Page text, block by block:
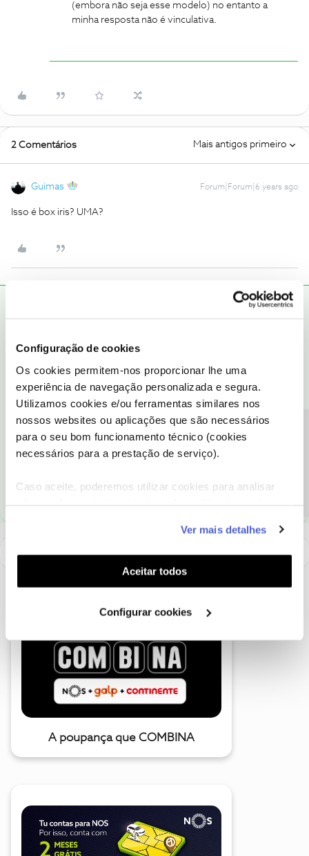
Configuração de cookies
Os cookies permitem-nos proporcionar lhe uma
experiência de navegação personalizada e segura.
Utilizamos cookies e/ou ferramentas similares nos
nossos websites ou aplicações que são necessários
para o seu bom funcionamento técnico (cookies
necessários para a prestação de serviço).
Caso aceite, poderemos utilizar cookies para analisar
funcionalidades (cookies de personalização e
funcionalidade) e adaptar anúncios aos seus interesses
(cookies de publicidade personalizada). Pode gerir a
utilização dos cookies clicando em "Configurar
Ver mais detalhes
Aceitar todos
Configurar cookies
(embora não seja esse modelo) no entanto a
minha resposta não é vinculativa.
2 Comentários Mais antigos primeiro
Guimas Forum|Forum|6 years ago
Isso é box iris? UMA?
Forum|Forum|6 years ago
A box Modelo DCR7151/24 é compativel com a TV - LED
Obrigado
Penso que sim tenho essa box e tenho também uma led
Samsung e funciona bem (embora não seja esse modelo) no
A poupança que COMBINA